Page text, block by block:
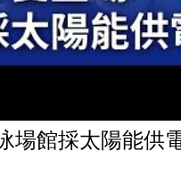
場館採太陽能供